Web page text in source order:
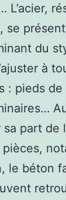
L’acier,
se
du
à
: pieds de
sa part de
le béton